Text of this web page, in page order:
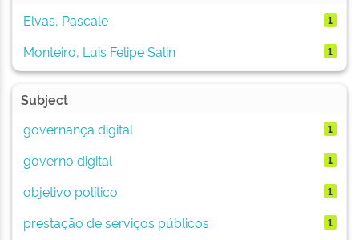
Elvas, Pascale
1
Monteiro, Luis Felipe Salin 1
Subject
governança digital
1
governo digital 1
objetivo político 1
prestação de serviços públicos 1